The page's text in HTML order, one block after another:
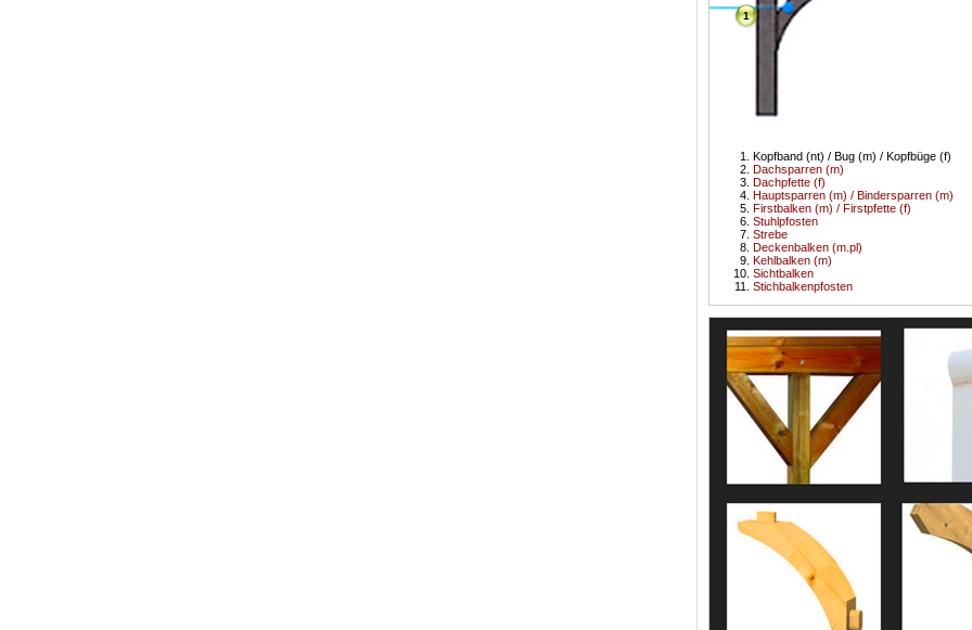
1
Kopfband (nt) / Bug (m) / Kopfbüge (f)
Dachsparren (m)
Dachpfette (f)
Hauptsparren (m) / Bindersparren (m)
Firstbalken (m) / Firstpfette (f)
Stuhlpfosten
Strebe
Deckenbalken (m.pl)
Kehlbalken (m)
Sichtbalken
Stichbalkenpfosten